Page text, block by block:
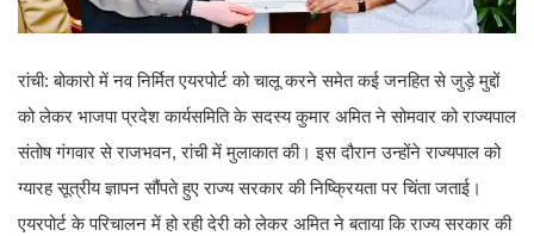
रांची: बोकारो में नव निर्मित एयरपोर्ट को चालू करने समेत कई जनहित से जुड़े मुद्दों
को लेकर भाजपा प्रदेश कार्यसमिति के सदस्य कुमार अमित ने सोमवार को राज्यपाल
संतोष गंगवार से राजभवन, रांची में मुलाकात की। इस दौरान उन्होंने राज्यपाल को
ग्यारह सूत्रीय ज्ञापन सौंपते हुए राज्य सरकार की निष्क्रियता पर चिंता जताई।
एयरपोर्ट के परिचालन में हो रही देरी को लेकर अमित ने बताया कि राज्य सरकार की